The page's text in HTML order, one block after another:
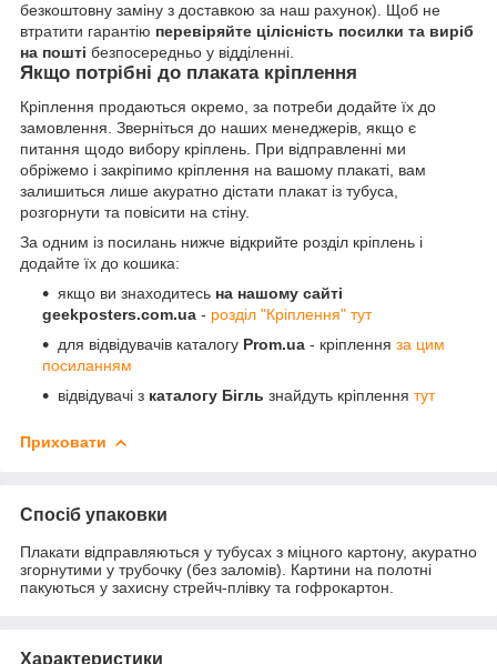
безкоштовну заміну з доставкою за наш рахунок). Щоб не
втратити гарантію перевіряйте цілісність посилки та виріб
на пошті безпосередньо у відділенні.
Якщо потрібні до плаката кріплення
Кріплення продаються окремо, за потреби додайте їх до
замовлення. Зверніться до наших менеджерів, якщо є
питання щодо вибору кріплень. При відправленні ми
обріжемо і закріпимо кріплення на вашому плакаті, вам
залишиться лише акуратно дістати плакат із тубуса,
розгорнути та повісити на стіну.
За одним із посилань нижче відкрийте розділ кріплень і
додайте їх до кошика:
якщо ви знаходитесь на нашому сайті
geekposters.com.ua - розділ "Кріплення" тут
для відвідувачів каталогу Prom.ua - кріплення за цим
посиланням
відвідувачі з каталогу Бігль знайдуть кріплення тут
Приховати
Спосіб упаковки
Плакати відправляються у тубусах з міцного картону, акуратно
згорнутими у трубочку (без заломів). Картини на полотні
пакуються у захисну стрейч-плівку та гофрокартон.
Характеристики